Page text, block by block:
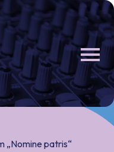
„Nomine patris“